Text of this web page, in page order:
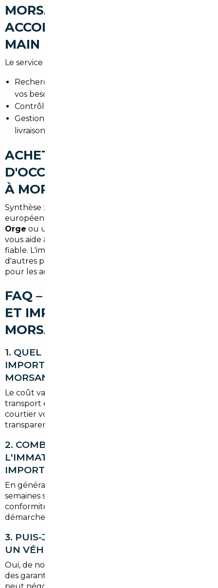
MORSANG-SUR-ORGE : UN
ACCOMPAGNEMENT CLÉ EN
MAIN
Le service de courtage inclut :
Recherche personnalisée selon votre budget et
vos besoins.
Contrôles techniques et historiques avant achat.
Gestion administrative (douane, TVA, carte grise) et
livraison jusqu'à Morsang-sur-Orge.
ACHETER UNE VOITURE
D'OCCASION AU MEILLEUR PRIX
À MORSANG-SUR-ORGE
Synthèse : en combinant expertise locale et réseau
européen, un
Orge ou un
vous aide à obtenir le meilleur prix pour une voiture
fiable. L'import depuis l'Allemagne, la Belgique ou
d'autres pays européens reste une option attractive
pour les acheteurs avertis de l'Essonne.
FAQ – COURTIER AUTOMOBILE
ET IMPORT DE VOITURE À
MORSANG-SUR-ORGE
1. QUEL EST LE COÛT MOYEN D'UN
IMPORT DEPUIS L'ALLEMAGNE VERS
MORSANG-SUR-ORGE ?
Le coût varie selon le véhicule, la TVA applicable, le
transport et les démarches d'homologation. Un
courtier vous fournira un devis complet et
transparent avant l'achat.
2. COMBIEN DE TEMPS PREND
L'IMMATRICULATION D'UNE VOITURE
IMPORTÉE ?
En général, comptez de quelques jours à quelques
semaines selon les documents à fournir et la
conformité du véhicule. Le courtier accélère ces
démarches en centralisant les pièces.
3. PUIS-JE OBTENIR UNE GARANTIE POUR
UN VÉHICULE IMPORTÉ ?
Oui, de nombreux vendeurs européens proposent
des garanties. Le courtier vérifie les conditions et